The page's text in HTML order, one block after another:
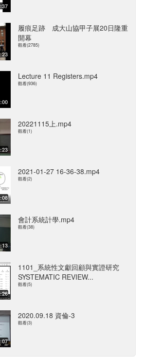
履痕足跡 成大山協甲子展20日隆重
開幕
觀看(2785)
Lecture 11 Registers.mp4
觀看(936)
20221115上.mp4
觀看(1)
2021-01-27 16-36-38.mp4
觀看(2)
會計系統計學.mp4
觀看(38)
1101_系統性文獻回顧與實證研究
SYSTEMATIC REVIEW...
觀看(5)
2020.09.18 資倫-3
觀看(3)